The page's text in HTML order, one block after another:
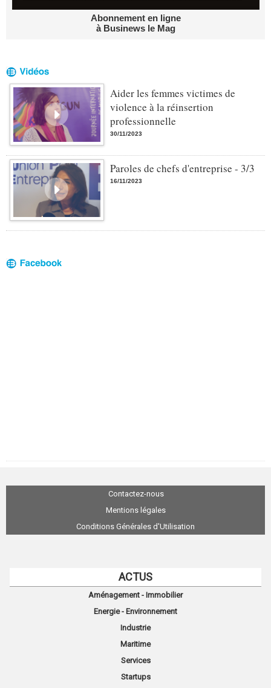
Abonnement en ligne
à Businews le Mag
Aider les femmes victimes de
violence à la réinsertion
professionnelle
30/11/2023
Paroles de chefs d'entreprise - 3/3
16/11/2023
Contactez-nous
Mentions légales
Conditions Générales d'Utilisation
ACTUS
Aménagement - Immobilier
Energie - Environnement
Industrie
Maritime
Services
Startups